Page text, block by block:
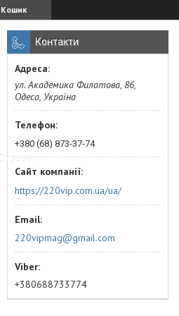
Кошик
Отзывы
Контакти
ул. Академика Филатова, 86,
Одеса, Україна
+380 (68) 873-37-74
https://220vip.com.ua/ua/
220vipmag@gmail.com
+380688733774